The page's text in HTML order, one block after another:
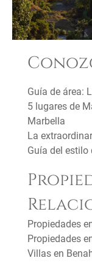
Guía de área:
5 lugares de
Marbella
La
Guía del estilo
Propiedades
Propiedades
Villas en